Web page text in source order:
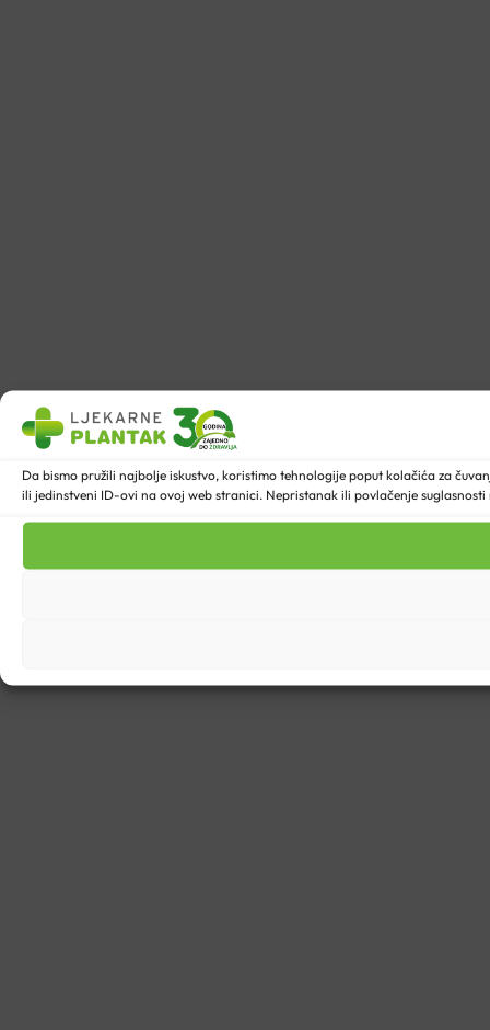
Da bismo pružili najbolje iskustvo, koristimo tehnologije poput kolačića za
ili jedinstveni ID-ovi na ovoj web stranici. Nepristanak ili povlačenje